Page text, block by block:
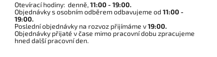
Otevírací hodiny: denně,11:00 - 19:00.
Objednávky s osobním odběrem odbavujeme od 11:00 -
19:00.
Poslední objednávky na rozvoz přijímáme v19:00.
Objednávky přijaté v čase mimo pracovní dobu zpracujeme
hned další pracovní den.